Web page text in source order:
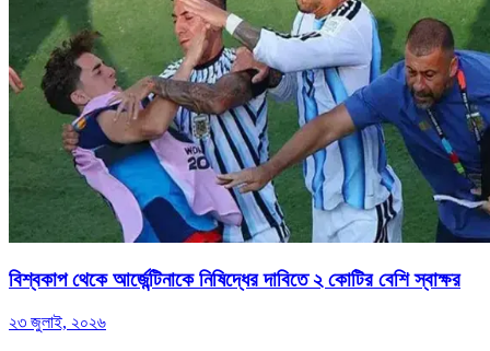
বিশ্বকাপ থেকে আর্জেন্টিনাকে নিষিদ্ধের দাবিতে ২ কোটির বেশি স্বাক্ষর
২৩ জুলাই, ২০২৬